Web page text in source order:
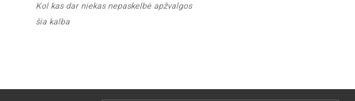
Kol kas dar niekas nepaskelbė apžvalgos
šia kalba